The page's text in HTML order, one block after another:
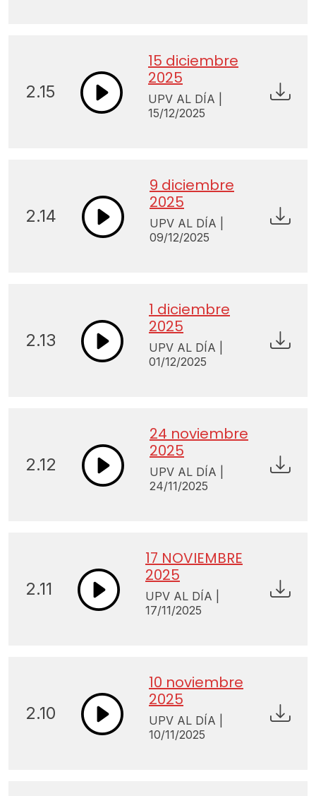
2.15
15 diciembre
2025
UPV AL DÍA |
15/12/2025
2.14
9 diciembre
2025
UPV AL DÍA |
09/12/2025
2.13
1 diciembre
2025
UPV AL DÍA |
01/12/2025
2.12
24 noviembre
2025
UPV AL DÍA |
24/11/2025
2.11
17 NOVIEMBRE
2025
UPV AL DÍA |
17/11/2025
2.10
10 noviembre
2025
UPV AL DÍA |
10/11/2025